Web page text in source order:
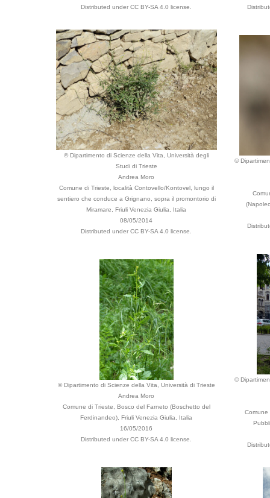
Distributed under CC BY-SA 4.0 license.
© Dipartimento di Scienze della Vita, Università degli
Studi di Trieste
Andrea Moro
Comune di Trieste, località Contovello/Kontovel, lungo il
sentiero che conduce a Grignano, sopra il promontorio di
Miramare, Friuli Venezia Giulia, Italia
08/05/2014
Distributed under CC BY-SA 4.0 license.
©
© Dipartimento di Scienze della Vita, Università di Trieste
Andrea Moro
Comune di Trieste, Bosco del Farneto (Boschetto del
Ferdinandeo), Friuli Venezia Giulia, Italia
16/05/2016
Distributed under CC BY-SA 4.0 license.
©
Comune